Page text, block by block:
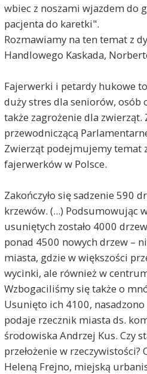
wbiec z noszami wjazdem do
pacjenta do karetki".
Rozmawiamy na ten temat z
Handlowego Kaskada,
Fajerwerki i petardy hukowe
duży stres dla seniorów, osób
także zagrożenie dla zwierząt.
przewodniczącą
Zwierząt podejmujemy temat
fajerwerków w Polsce.
Zakończyło się sadzenie 590
krzewów. (...) Podsumowując
usuniętych zostało 4000
ponad 4500 nowych drzew –
miasta, gdzie w większości
wycinki, ale również w
Wzbogaciliśmy się także o
Usunięto ich 4100,
podaje rzecznik miasta ds.
środowiska Andrzej Kus. Czy
przełożenie w
Heleną Frejno, miejską